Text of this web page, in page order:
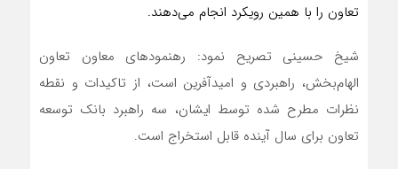
تعاون را با همین رویکرد انجام می‌دهند.
شیخ حسینی تصریح نمود: رهنمودهای معاون تعاون
الهام‌بخش، راهبردی و امیدآفرین است، از تاکیدات و نقطه
نظرات مطرح شده توسط ایشان، سه راهبرد بانک توسعه
تعاون برای سال آینده قابل استخراج است.